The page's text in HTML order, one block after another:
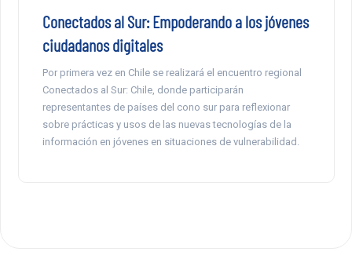
Conectados al Sur: Empoderando a los jóvenes
ciudadanos digitales
Por primera vez en Chile se realizará el encuentro regional
Conectados al Sur: Chile, donde participarán
representantes de países del cono sur para reflexionar
sobre prácticas y usos de las nuevas tecnologías de la
información en jóvenes en situaciones de vulnerabilidad.